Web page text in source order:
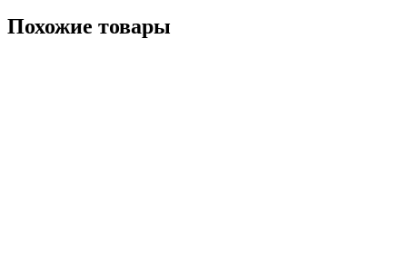
Похожие товары